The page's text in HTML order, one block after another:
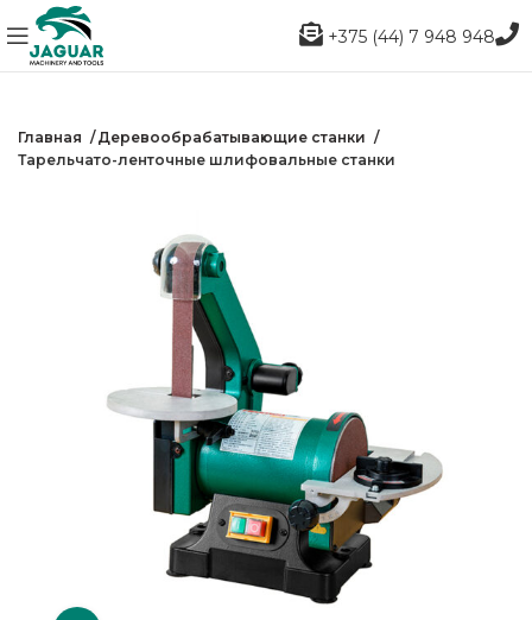
+375 (44) 7 948 948
Главная
Деревообрабатывающие станки
Тарельчато-ленточные шлифовальные станки